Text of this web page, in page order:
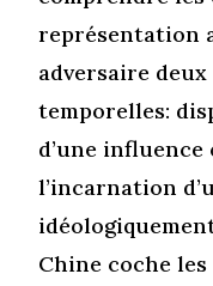
représentation
adversaire
temporelles:
d’une
l’incarnation
Chine coche